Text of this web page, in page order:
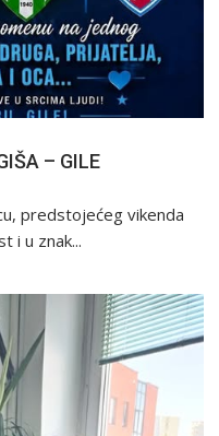
– GILE
predstojećeg vikenda
i u znak...